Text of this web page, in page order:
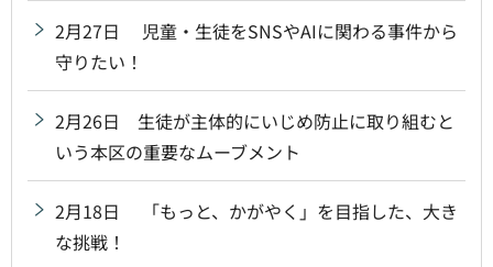
2月27日 児童・生徒をSNSやAIに関わる事件から
守りたい！
2月26日 生徒が主体的にいじめ防止に取り組むと
いう本区の重要なムーブメント
2月18日 「もっと、かがやく」を目指した、大き
な挑戦！